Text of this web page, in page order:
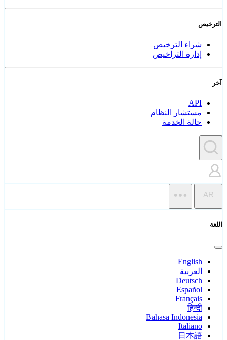
الترخيص
شراء الترخيص
إدارة التراخيص
آخر
API
مستشار النظام
حالة الخدمة
AR
اللغة
English
العربية
Deutsch
Español
Français
हिन्दी
Bahasa Indonesia
Italiano
日本語